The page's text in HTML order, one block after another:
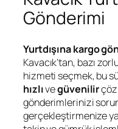
Gönderimi
Yurtdışına kargo
Kavacık’tan, bazı
hizmeti seçmek, bu
hızlıvegüvenilir
gönderimlerinizi
gerçekleştirmenize